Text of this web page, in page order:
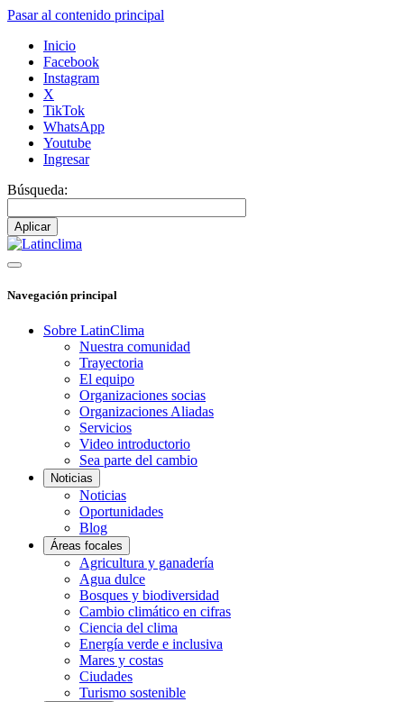
Pasar al contenido principal
Inicio
Facebook
Instagram
X
TikTok
WhatsApp
Youtube
Ingresar
Búsqueda:
Navegación principal
Sobre LatinClima
Nuestra comunidad
Trayectoria
El equipo
Organizaciones socias
Organizaciones Aliadas
Servicios
Video introductorio
Sea parte del cambio
Noticias
Noticias
Oportunidades
Blog
Áreas focales
Agricultura y ganadería
Agua dulce
Bosques y biodiversidad
Cambio climático en cifras
Ciencia del clima
Energía verde e inclusiva
Mares y costas
Ciudades
Turismo sostenible